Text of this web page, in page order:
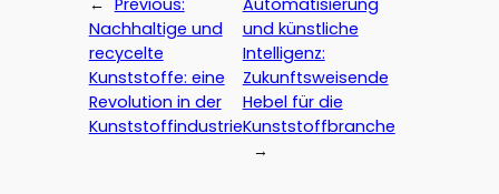
← Previous:
Nachhaltige und
recycelte
Kunststoffe: eine
Revolution in der
Kunststoffindustrie
Automatisierung
und künstliche
Intelligenz:
Zukunftsweisende
Hebel für die
Kunststoffbranche
→